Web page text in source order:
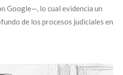
Google—, lo cual evidencia un
de los procesos judiciales en